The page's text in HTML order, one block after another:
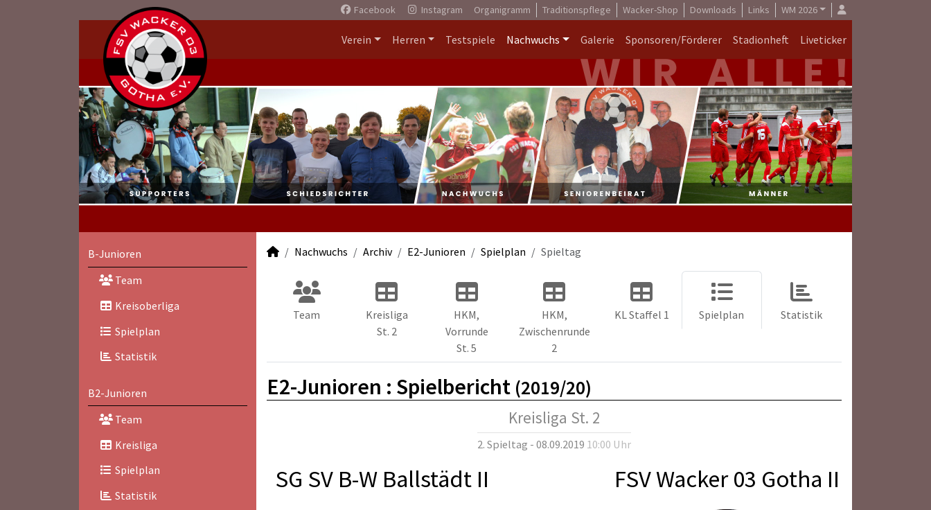
Facebook Instagram Organigramm Traditionspflege Wacker-Shop Downloads Links WM 2026
Verein Herren Testspiele Nachwuchs Galerie Sponsoren/Förderer Stadionheft Liveticker
B-Junioren
Team
Kreisoberliga
Spielplan
Statistik
B2-Junioren
Team
Kreisliga
Spielplan
Statistik
Nachwuchs Archiv E2-Junioren Spielplan Spieltag
Team
Kreisliga
St. 2
HKM,
Vorrunde
St. 5
HKM,
Zwischenrunde
2
KL Staffel 1 Spielplan Statistik
E2-Junioren : Spielbericht (2019/20)
Kreisliga St. 2
2. Spieltag - 08.09.2019 10:00 Uhr
SG SV B-W Ballstädt II FSV Wacker 03 Gotha II